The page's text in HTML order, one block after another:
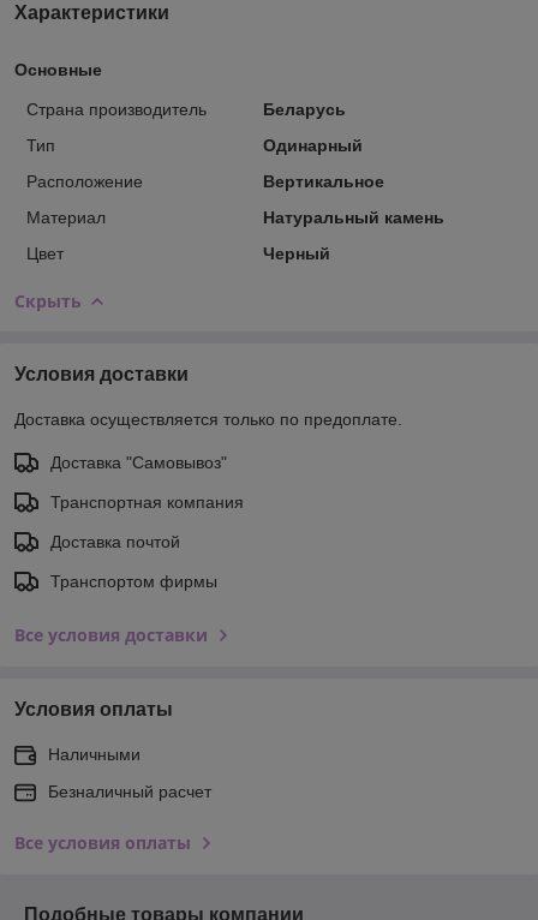
Характеристики
Основные
Страна производитель
Беларусь
Тип
Одинарный
Расположение
Вертикальное
Материал
Натуральный камень
Цвет
Черный
Скрыть
Условия доставки
Доставка осуществляется только по предоплате.
Доставка "Самовывоз"
Транспортная компания
Доставка почтой
Транспортом фирмы
Все условия доставки
Условия оплаты
Наличными
Безналичный расчет
Все условия оплаты
Подобные товары компании